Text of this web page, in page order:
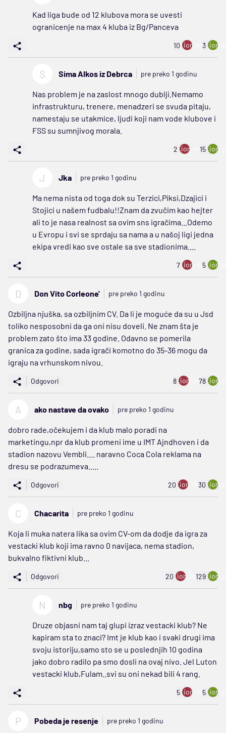
Kad liga bude od 12 klubova mora se uvesti
ogranicenje na max 4 kluba iz Bg/Panceva
10 ion:minus
3
S Sima Alkos iz Debrca pre preko 1 godinu
Nas problem je na zaslost mnogo dublji.Nemamo
infrastrukturu, trenere, menadzeri se svuda pitaju,
namestaju se utakmice, ljudi koji nam vode klubove i
FSS su sumnjivog morala.
2 ion:minus
15
J Jka pre preko 1 godinu
Ma nema nista od toga dok su Terzici,Piksi,Dzajici i
Stojici u našem fudbalu!!Znam da zvučim kao hejter
ali to je nasa realnost sa ovim sns igračima...Odemo
u Evropu i svi se sprdaju sa nama a u našoj ligi jedna
ekipa vredi kao sve ostale sa sve stadionima....
7 ion:minus
5
D Don Vito Corleone' pre preko 1 godinu
Ozbiljna njuška, sa ozbiljnim CV. Da li je moguće da su u Jsd
toliko nesposobni da ga oni nisu doveli. Ne znam šta je
problem zato što ima 33 godine. Odavno se pomerila
granica za godine, sada igrači komotno do 35-36 mogu da
igraju na vrhunskom nivou.
Odgovori 8 ion:minus
78
A ako nastave da ovako pre preko 1 godinu
dobro rade,očekujem i da klub malo poradi na
marketingu,npr da klub promeni ime u IMT Ajndhoven i da
stadion nazovu Vembli.... naravno Coca Cola reklama na
dresu se podrazumeva.....
Odgovori 20 ion:minus
30
C Chacarita pre preko 1 godinu
Koja li muka natera lika sa ovim CV-om da dodje da igra za
vestacki klub koji ima ravno 0 navijaca, nema stadion,
bukvalno fiktivni klub...
Odgovori 20 ion:minus
129
N nbg pre preko 1 godinu
Druze objasni nam taj glupi izraz vestacki klub? Ne
kapiram sta to znaci? Imt je klub kao i svaki drugi ima
svoju istoriju,samo sto se u poslednjih 10 godina
jako dobro radilo pa smo dosli na ovaj nivo. Jel Luton
vestacki klub,Fulam..svi su oni nekad bili 4 rang.
5 ion:minus
5
P Pobeda je resenje pre preko 1 godinu